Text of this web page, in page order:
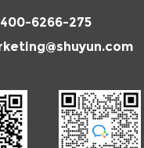
400-6266-275